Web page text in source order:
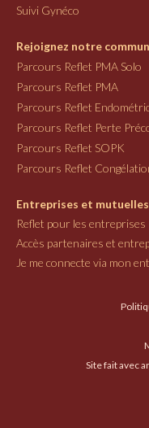
Suivi Gynéco
Rejoignez notre
Parcours Reflet PMA Solo
Parcours Reflet PMA
Parcours Reflet
Parcours Reflet Perte
Parcours Reflet SOPK
Parcours Reflet
Entreprises et mutuelles
Reflet pour les entreprises
Accès partenaires et
Je me connecte via mon
Site fait avec